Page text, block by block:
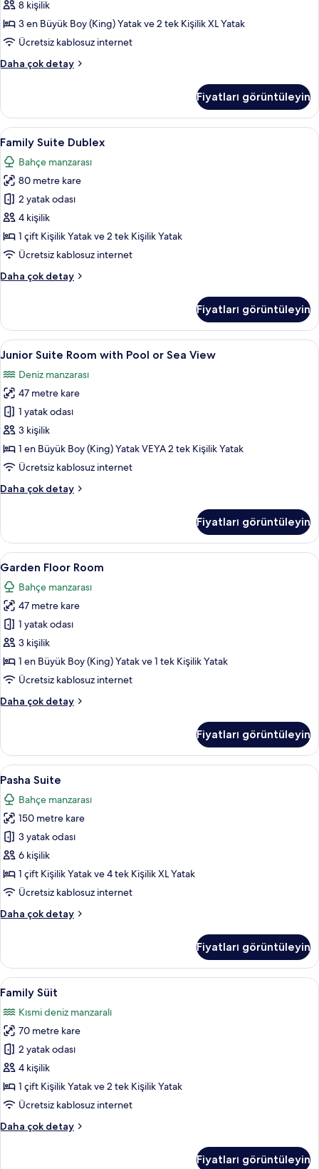
için
tüm
fotoğrafları
8 kişilik
3 en Büyük Boy (King) Yatak ve 2 tek Kişilik XL Yatak
Ücretsiz kablosuz internet
Daha çok detay
Bohemia
Pool
hakkında
daha
detay
Fiyatları görüntüleyin
Family
Suite
Dublex
için
tüm
fotoğrafları
görün
Family Suite Dublex | Ücretsiz
5
Family Suite Dublex
Bahçe manzarası
80 metre kare
2 yatak odası
4 kişilik
1 çift Kişilik Yatak ve 2 tek Kişilik Yatak
Ücretsiz kablosuz internet
Daha çok detay
Family
daha
fazla
detay
Fiyatları görüntüleyin
Junior
Suite
Room
with
Pool
or
Sea
View
tüm
Junior Suite Room with Pool or Sea
4
Junior Suite Room with Pool or Sea View
Deniz manzarası
47 metre kare
1 yatak odası
3 kişilik
1 en Büyük Boy (King) Yatak VEYA 2 tek Kişilik Yatak
Ücretsiz kablosuz internet
Daha çok detay
Junior
Pool
or
Sea
hakkında
daha
fazla
detay
Fiyatları görüntüleyin
Garden
Floor
Room
için
tüm
fotoğrafları
görün
Garden Floor Room | Ücretsiz
3
Garden Floor Room
Bahçe manzarası
47 metre kare
1 yatak odası
3 kişilik
1 en Büyük Boy (King) Yatak ve 1 tek Kişilik Yatak
Ücretsiz kablosuz internet
Daha çok detay
Garden
daha
fazla
detay
Fiyatları görüntüleyin
Pasha
Suite
için
tüm
fotoğrafları
görün
Pasha Suite | Ücretsiz minibar
6
Pasha Suite
Bahçe manzarası
150 metre kare
3 yatak odası
6 kişilik
1 çift Kişilik Yatak ve 4 tek Kişilik XL Yatak
Ücretsiz kablosuz internet
Daha çok detay
Pasha
fazla
detay
Fiyatları görüntüleyin
Family
Süit
için
tüm
fotoğrafları
görün
Family Süit | Ücretsiz minibar
6
Family Süit
Kısmi deniz manzaralı
70 metre kare
2 yatak odası
4 kişilik
1 çift Kişilik Yatak ve 2 tek Kişilik Yatak
Ücretsiz kablosuz internet
Daha çok detay
Family
Fiyatları görüntüleyin